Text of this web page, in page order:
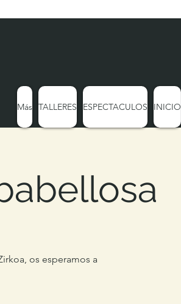
INICIO
ESPECTACULOS
TALLERES
Más
os esperamos a